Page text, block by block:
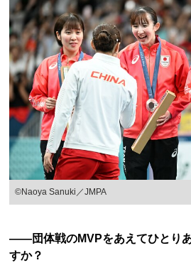
©Naoya Sanuki／JMPA
――団体戦のMVPをあえてひとり
すか？